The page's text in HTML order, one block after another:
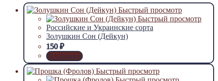
Быстрый просмотр
Быстрый просмотр
Российские и Украинские сорта
Золушкин Сон (Дейкун)
150₽
В корзину
Быстрый просмотр